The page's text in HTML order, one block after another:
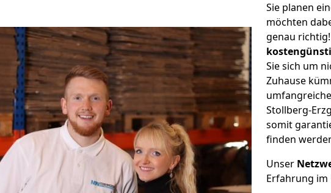
Sie planen
möchten
genau
Sie sich um
Zuhause
Stollberg-
somit
finden
Unser
Erfahrung im